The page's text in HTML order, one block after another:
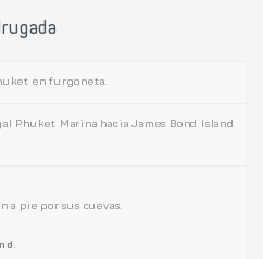
en furgoneta.
Phuket Marina hacia James Bond Island
a pie por sus cuevas.
.